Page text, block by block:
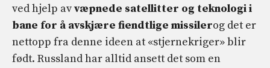
ved hjelp avvæpnede satellitter og teknologi i
bane for å avskjære fiendtlige missilerog det er
nettopp fra denne ideen at «stjernekriger» blir
født. Russland har alltid ansett det som en